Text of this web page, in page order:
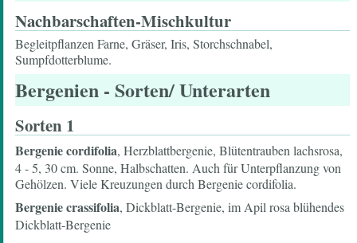
Nachbarschaften-Mischkultur
Begleitpflanzen Farne, Gräser, Iris, Storchschnabel,
Sumpfdotterblume.
Bergenien - Sorten/ Unterarten
Sorten 1
Bergenie cordifolia, Herzblattbergenie, Blütentrauben lachsrosa,
4 - 5, 30 cm. Sonne, Halbschatten. Auch für Unterpflanzung von
Gehölzen. Viele Kreuzungen durch Bergenie cordifolia.
Bergenie crassifolia, Dickblatt-Bergenie, im Apil rosa blühendes
Dickblatt-Bergenie